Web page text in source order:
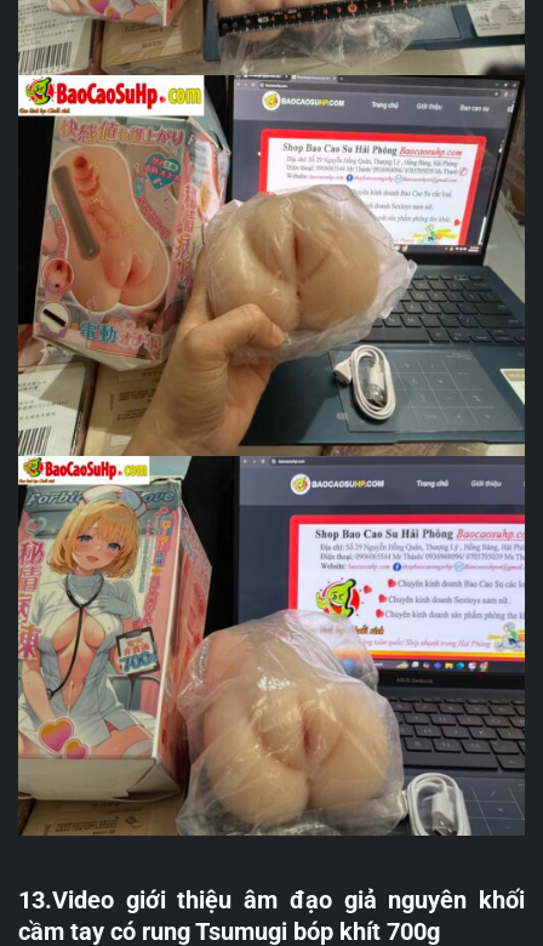
13.Video giới thiệu âm đạo giả nguyên khối
cầm tay có rung Tsumugi bóp khít 700g